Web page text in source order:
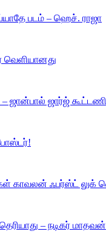
படம் – ஹெச். ராஜா
வெளியானது
ஜார்ஜ்
காவலன் ஃபர்ஸ்ட் லுக்
– நடிகர் மாதவன்